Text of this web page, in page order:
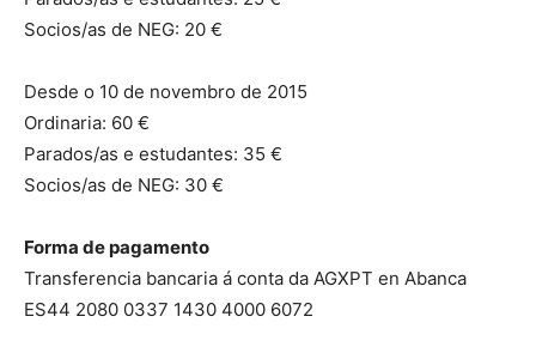
Socios/as de NEG: 20 €
Desde o 10 de novembro de 2015
Ordinaria: 60 €
Parados/as e estudantes: 35 €
Socios/as de NEG: 30 €
Forma de pagamento
Transferencia bancaria á conta da AGXPT en Abanca
ES44 2080 0337 1430 4000 6072